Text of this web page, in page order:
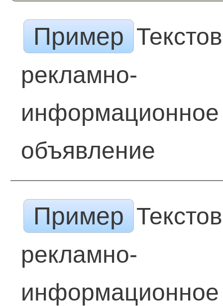
Пример
рекламно-
информационное
объявление
Пример
рекламно-
информационное